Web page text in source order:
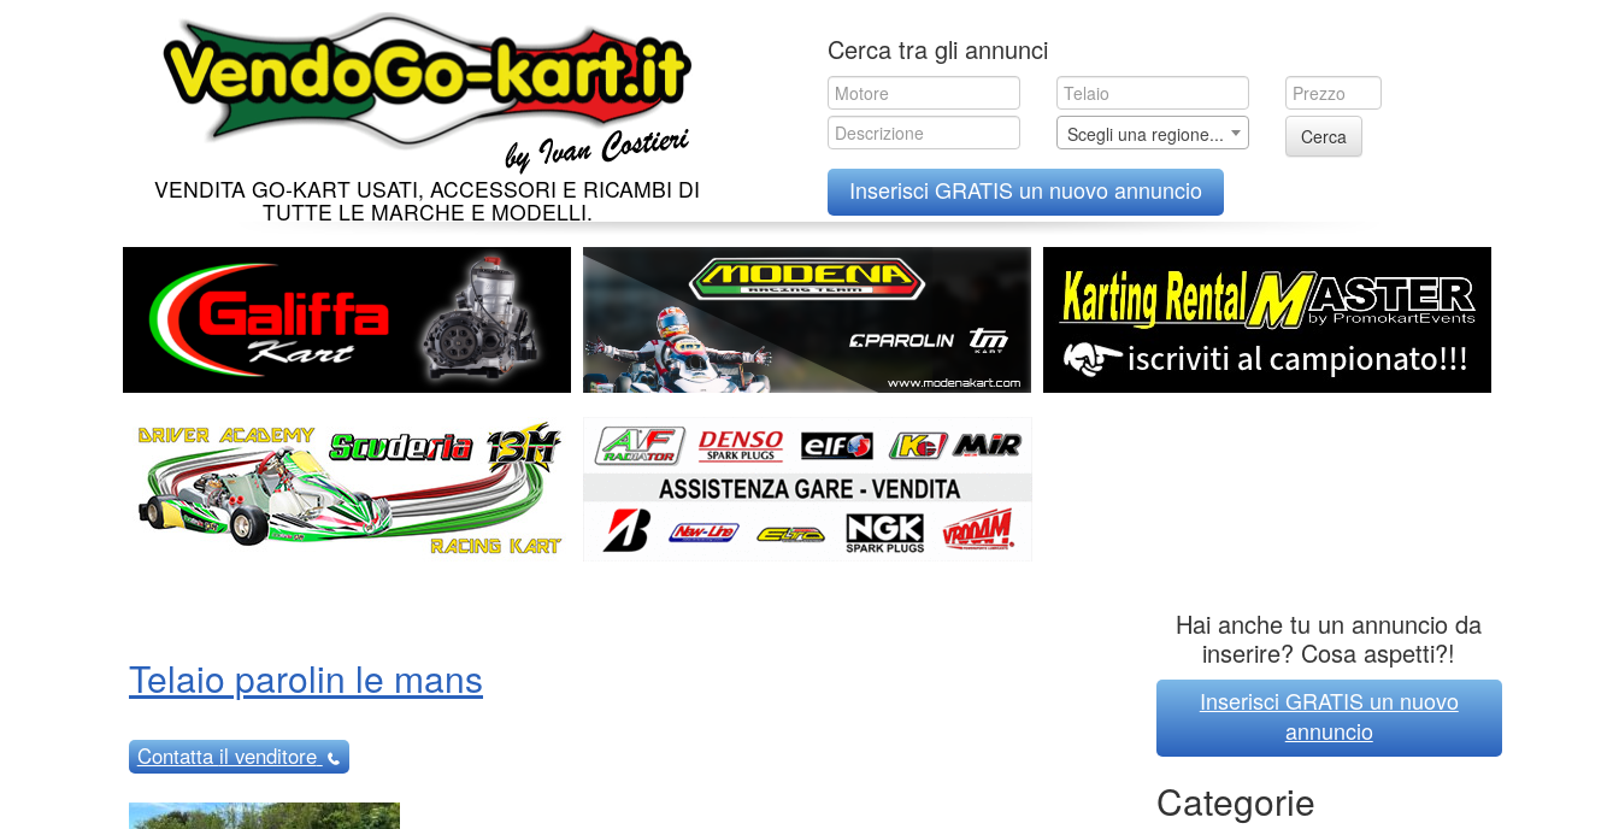
VENDITA GO-KART USATI, ACCESSORI E RICAMBI DI
TUTTE LE MARCHE E MODELLI.
to
content
Cerca tra gli annunci
Scegli una regione... Cerca
Inserisci GRATIS un nuovo annuncio
Telaio parolin le mans
Contattail venditore
Hai anche tu un annuncio da
inserire? Cosa aspetti?!
Inserisci GRATIS un nuovo
annuncio
Categorie